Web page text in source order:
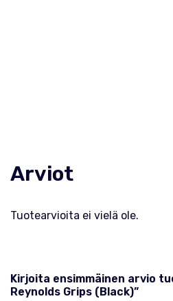
Arviot
Tuotearvioita ei vielä ole.
Kirjoita ensimmäinen arvio
Reynolds Grips (Black)”